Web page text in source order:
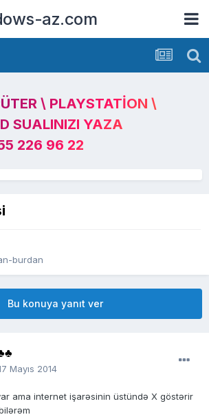
az.com
\ PLAYSTATION \
SUALINIZI YAZA
226 96 22
burdan
Bu konuya yanıt ver
Mayıs 2014
ama internet işarəsinin üstündə X göstərir